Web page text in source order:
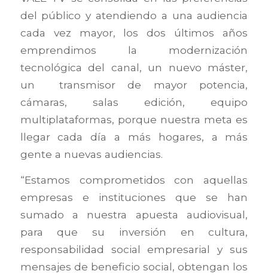
del público y atendiendo a una audiencia
cada vez mayor, los dos últimos años
emprendimos la modernización
tecnológica del canal, un nuevo máster,
un transmisor de mayor potencia,
cámaras, salas edición, equipo
multiplataformas, porque nuestra meta es
llegar cada día a más hogares, a más
gente a nuevas audiencias.
“Estamos comprometidos con aquellas
empresas e instituciones que se han
sumado a nuestra apuesta audiovisual,
para que su inversión en cultura,
responsabilidad social empresarial y sus
mensajes de beneficio social, obtengan los